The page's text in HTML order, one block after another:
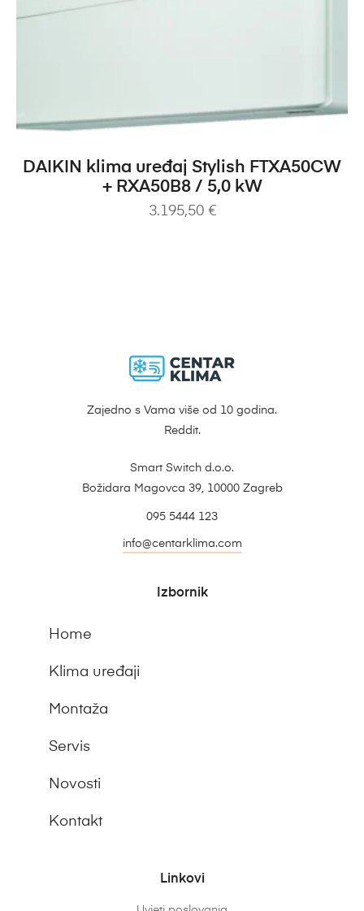
DODAJ U KOŠARICU
DAIKIN klima uređaj Stylish FTXA50CW
+ RXA50B8 / 5,0 kW
3.195,50 €
Zajedno s Vama više od 10 godina.
Reddit.
Smart Switch d.o.o.
Božidara Magovca 39, 10000 Zagreb
095 5444 123
info@centarklima.com
Izbornik
Home
Klima uređaji
Montaža
Servis
Novosti
Kontakt
Linkovi